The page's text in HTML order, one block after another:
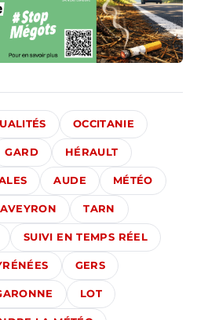
OCCITANIE
GARD HÉRAULT
AUDE MÉTÉO
AVEYRON TARN
SUIVI EN TEMPS RÉEL
GERS
LOT